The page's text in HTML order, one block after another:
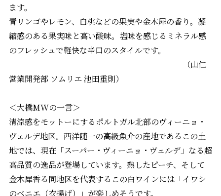
ます。
青リンゴやレモン、白桃などの果実や金木犀の香り。凝
縮感のある果実味と高い酸味。塩味を感じるミネラル感
のフレッシュで軽快な辛口のスタイルです。
（山仁
営業開発部 ソムリエ 池田重則）
＜大橋MWの一言＞
清涼感をモットーにするポルトガル北部のヴィーニョ・
ヴェルデ地区。西洋随一の高級魚介の産地であるこの土
地では、現在「スーパー・ヴィーニョ・ヴェルデ」なる超
高品質の逸品が登場しています。熟したピーチ、そして
金木犀香る同地区を代表するこの白ワインには「イワシ
のベニエ（衣揚げ）」が楽しめそうです。